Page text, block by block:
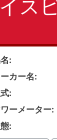
ス
カー名
ーメーター